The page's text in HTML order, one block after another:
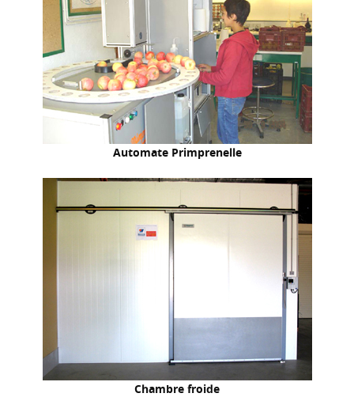
Automate Primprenelle
Chambre froide